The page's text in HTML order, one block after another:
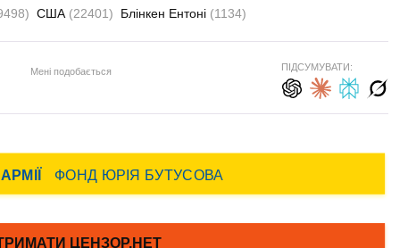
США (22401) Блінкен Ентоні (1134)
Мені подобається ПІДСУМУВАТИ: